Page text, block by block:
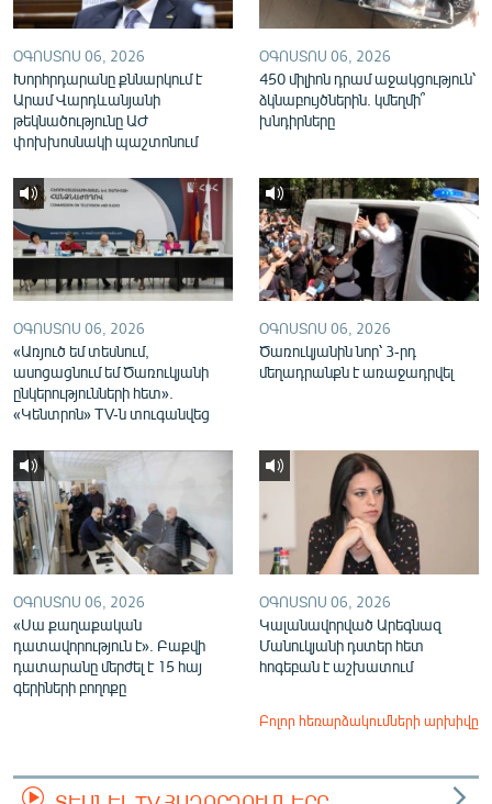
«Ազատության» բոլոր կայքերը
ՕԳՈՍՏՈՍ 06, 2026
Խորհրդարանը քննարկում է
Արամ Վարդևանյանի
թեկնածությունը ԱԺ
փոխխոսնակի պաշտոնում
ՕԳՈՍՏՈՍ 06, 2026
450 միլիոն դրամ աջակցություն՝
ձկնաբույծներին. կմեղմի՞
խնդիրները
ՕԳՈՍՏՈՍ 06, 2026
«Առյուծ եմ տեսնում,
ասոցացնում եմ Ծառուկյանի
ընկերությունների հետ».
«Կենտրոն» TV-ն տուգանվեց
ՕԳՈՍՏՈՍ 06, 2026
Ծառուկյանին նոր՝ 3-րդ
մեղադրանքն է առաջադրվել
ՕԳՈՍՏՈՍ 06, 2026
«Սա քաղաքական
դատավորություն է». Բաքվի
դատարանը մերժել է 15 հայ
գերիների բողոքը
ՕԳՈՍՏՈՍ 06, 2026
Կալանավորված Արեգնազ
Մանուկյանի դստեր հետ
հոգեբան է աշխատում
Բոլոր հեռարձակումների արխիվը